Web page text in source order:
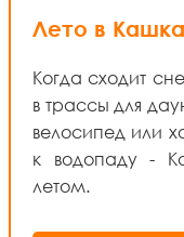
Лето в
Когда сходит
в трассы для
велосипед или
к водопаду -
летом.